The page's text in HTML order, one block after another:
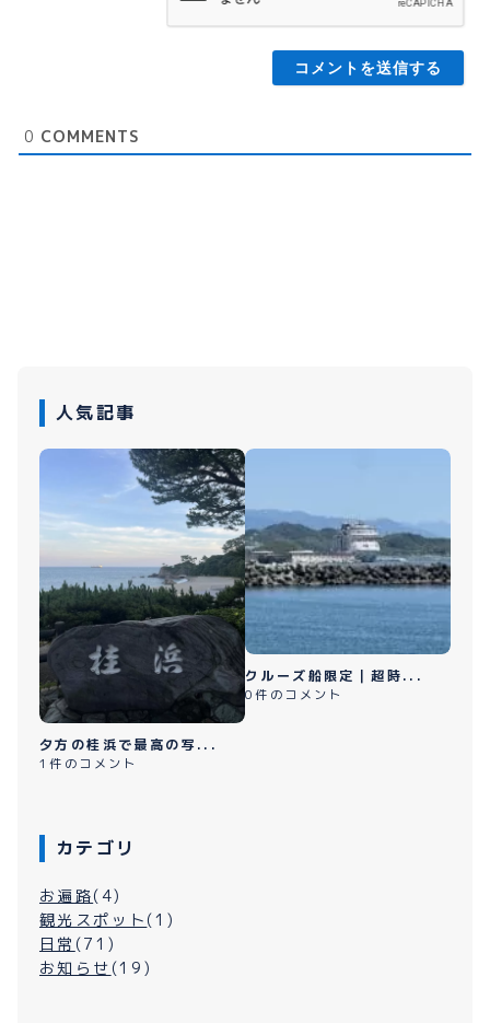
0 COMMENTS
人気記事
夕方の桂浜で最高の写...
1件のコメント
クルーズ船限定｜超時...
0件のコメント
カテゴリ
お遍路(4)
観光スポット (1)
日常 (71)
お知らせ (19)